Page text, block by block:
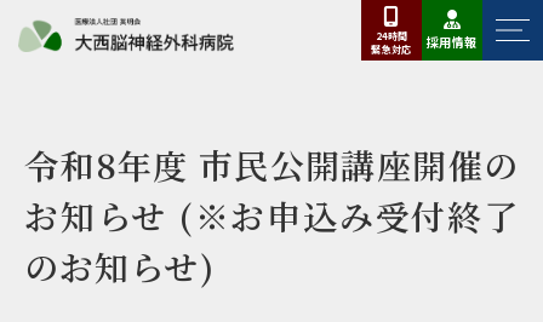
24時間
緊急対応 採用情報
令和8年度 市民公開講座開催の
お知らせ (※お申込み受付終了
のお知らせ)